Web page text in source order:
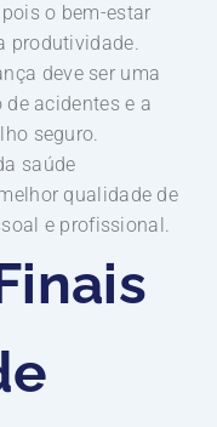
o bem-estar
produtividade.
deve ser uma
acidentes e a
seguro.
saúde
qualidade de
e profissional.